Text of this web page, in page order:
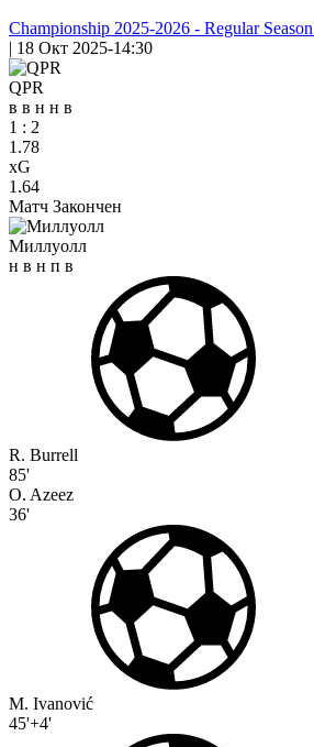
Championship 2025-2026 - Regular Season
| 18 Окт 2025-14:30
QPR
в в н н в
1 : 2
1.78
xG
1.64
Матч Закончен
Миллуолл
н в н п в
R. Burrell
85'
O. Azeez
36'
M. Ivanović
45'+4'